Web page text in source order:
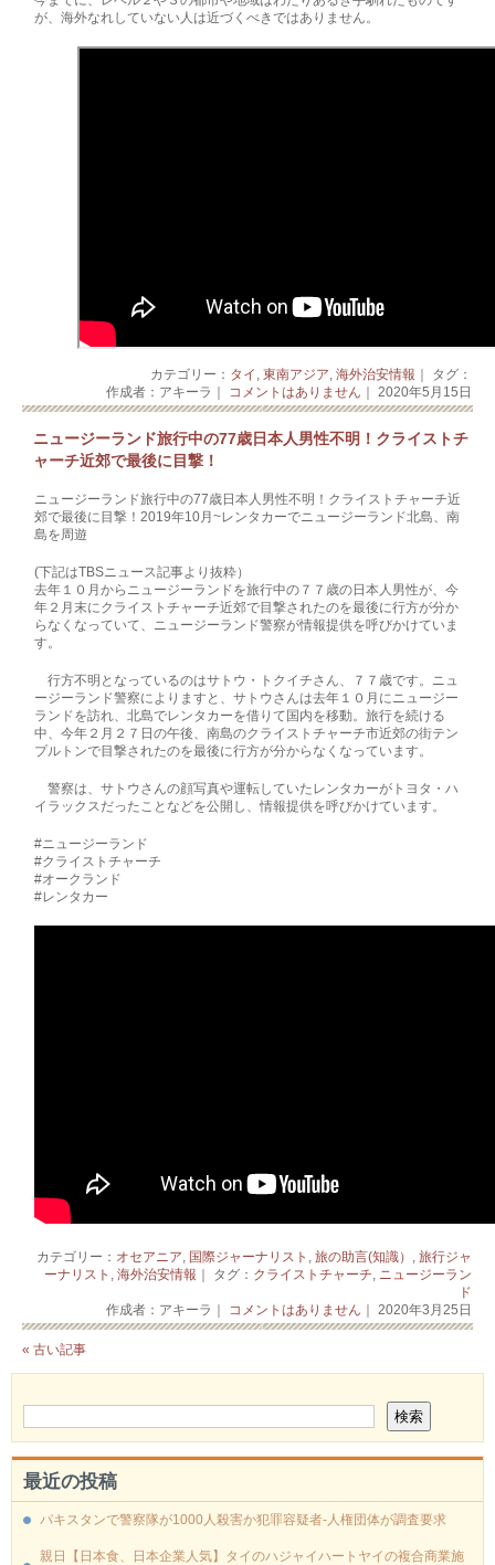
が、海外なれしていない人は近づくべきではありません。
カテゴリー： タイ , 東南アジア, 海外治安情報 ｜ タグ：
作成者：アキーラ｜ コメントはありません ｜ 2020年5月15日
ニュージーランド旅行中の77歳日本人男性不明！クライストチ
ャーチ近郊で最後に目撃！
ニュージーランド旅行中の77歳日本人男性不明！クライストチャーチ近
郊で最後に目撃！2019年10月~レンタカーでニュージーランド北島、南
島を周遊
(下記はTBSニュース記事より抜粋）
去年１０月からニュージーランドを旅行中の７７歳の日本人男性が、今
年２月末にクライストチャーチ近郊で目撃されたのを最後に行方が分か
らなくなっていて、ニュージーランド警察が情報提供を呼びかけていま
す。
行方不明となっているのはサトウ・トクイチさん、７７歳です。ニュ
ージーランド警察によりますと、サトウさんは去年１０月にニュージー
ランドを訪れ、北島でレンタカーを借りて国内を移動。旅行を続ける
中、今年２月２７日の午後、南島のクライストチャーチ市近郊の街テン
プルトンで目撃されたのを最後に行方が分からなくなっています。
警察は、サトウさんの顔写真や運転していたレンタカーがトヨタ・ハ
イラックスだったことなどを公開し、情報提供を呼びかけています。
#ニュージーランド
#クライストチャーチ
#オークランド
#レンタカー
カテゴリー： オセアニア 国際ジャーナリスト 旅の助言(知識）
旅行ジャ
ーナリスト
海外治安情報 ｜ タグ： クライストチャーチ
ニュージーラン
ド
作成者：アキーラ｜
コメントはありません ｜ 2020年3月25日
« 古い記事
最近の投稿
パキスタンで警察隊が1000人殺害か犯罪容疑者-人権団体が調査要求
親日【日本食、日本企業人気】タイのハジャイハートヤイの複合商業施